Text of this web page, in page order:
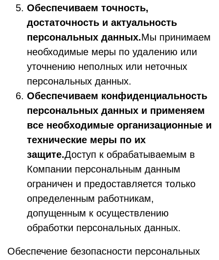
Обеспечиваем точность,
достаточность и актуальность
персональных данных.Мы принимаем
необходимые меры по удалению или
уточнению неполных или неточных
персональных данных.
Обеспечиваем конфиденциальность
персональных данных и применяем
все необходимые организационные и
технические меры по их
защите.Доступ к обрабатываемым в
Компании персональным данным
ограничен и предоставляется только
определенным работникам,
допущенным к осуществлению
обработки персональных данных.
Обеспечение безопасности персональных